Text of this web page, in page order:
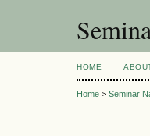
HOME
Home > Seminar